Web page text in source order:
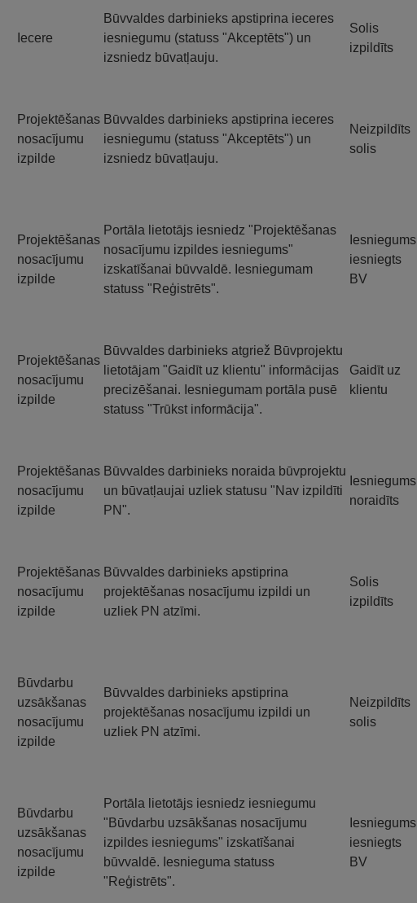
Iecere
Būvvaldes darbinieks apstiprina ieceres
iesniegumu (statuss "Akceptēts") un
izsniedz būvatļauju.
Solis
izpildīts
Projektēšanas
nosacījumu
izpilde
Būvvaldes darbinieks apstiprina ieceres
iesniegumu (statuss "Akceptēts") un
izsniedz būvatļauju.
Neizpildīts
solis
Projektēšanas
nosacījumu
izpilde
Portāla lietotājs iesniedz "Projektēšanas
nosacījumu izpildes iesniegums"
izskatīšanai būvvaldē. Iesniegumam
statuss "Reģistrēts".
Iesniegums
iesniegts
BV
Projektēšanas
nosacījumu
izpilde
Būvvaldes darbinieks atgriež Būvprojektu
lietotājam "Gaidīt uz klientu" informācijas
precizēšanai. Iesniegumam portāla pusē
statuss "Trūkst informācija".
Gaidīt uz
klientu
Projektēšanas
nosacījumu
izpilde
Būvvaldes darbinieks noraida būvprojektu
un būvatļaujai uzliek statusu "Nav izpildīti
PN".
Iesniegums
noraidīts
Projektēšanas
nosacījumu
izpilde
Būvvaldes darbinieks apstiprina
projektēšanas nosacījumu izpildi un
uzliek PN atzīmi.
Solis
izpildīts
Būvdarbu
uzsākšanas
nosacījumu
izpilde
Būvvaldes darbinieks apstiprina
projektēšanas nosacījumu izpildi un
uzliek PN atzīmi.
Neizpildīts
solis
Būvdarbu
uzsākšanas
nosacījumu
izpilde
Portāla lietotājs iesniedz iesniegumu
"Būvdarbu uzsākšanas nosacījumu
izpildes iesniegums" izskatīšanai
būvvaldē. Iesnieguma statuss
"Reģistrēts".
Iesniegums
iesniegts
BV